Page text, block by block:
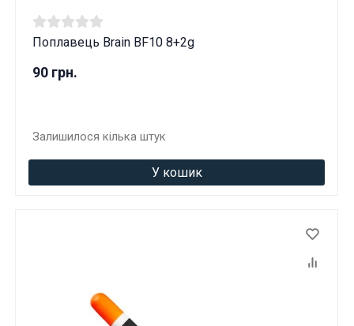
Поплавець Brain BF10 8+2g
90 грн.
Залишилося кілька штук
У кошик